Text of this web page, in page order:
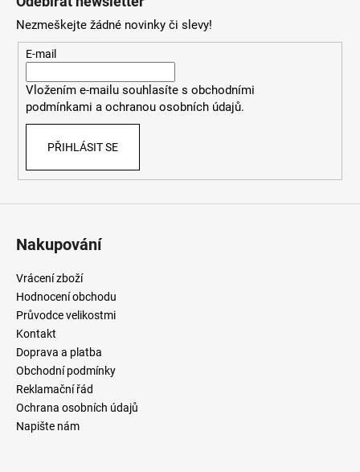
Nezmeškejte žádné novinky či slevy!
E-mail
Vložením e-mailu souhlasítes obchodními
podmínkami a ochranou osobních údajů.
PŘIHLÁSIT SE
Nakupování
Vrácení zboží
Hodnocení obchodu
Průvodce velikostmi
Kontakt
Doprava a platba
Obchodní podmínky
Reklamační řád
Ochrana osobních údajů
Napište nám